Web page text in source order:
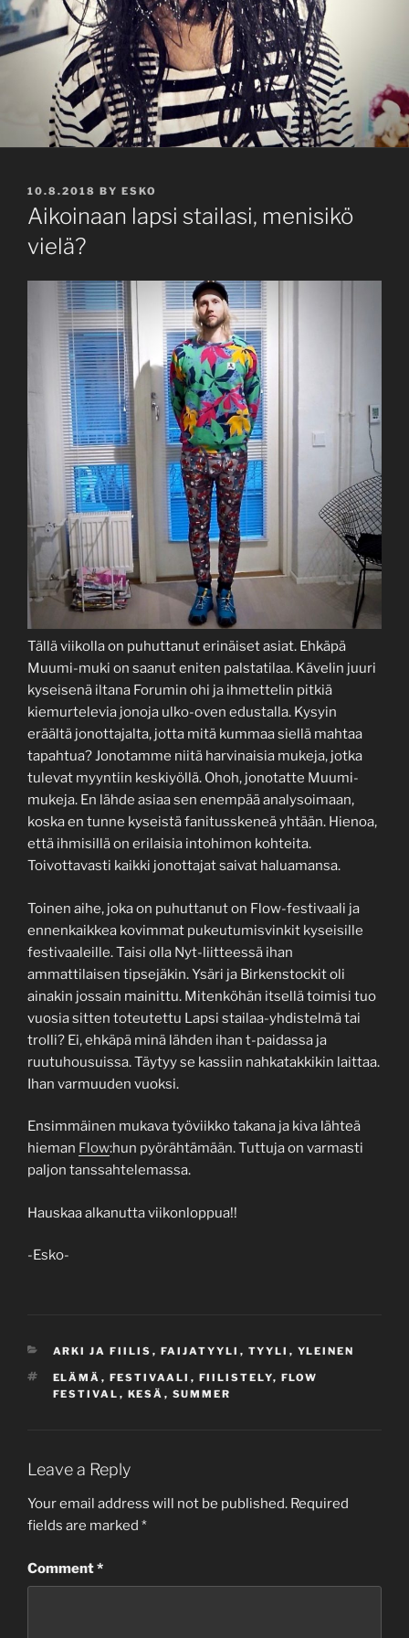
POSTED
ON
10.8.2018 BY ESKO
Aikoinaan lapsi stailasi, menisikö
vielä?
Tällä viikolla on puhuttanut erinäiset asiat. Ehkäpä
Muumi-muki on saanut eniten palstatilaa. Kävelin juuri
kyseisenä iltana Forumin ohi ja ihmettelin pitkiä
kiemurtelevia jonoja ulko-oven edustalla. Kysyin
eräältä jonottajalta, jotta mitä kummaa siellä mahtaa
tapahtua? Jonotamme niitä harvinaisia mukeja, jotka
tulevat myyntiin keskiyöllä. Ohoh, jonotatte Muumi-
mukeja. En lähde asiaa sen enempää analysoimaan,
koska en tunne kyseistä fanitusskeneä yhtään. Hienoa,
että ihmisillä on erilaisia intohimon kohteita.
Toivottavasti kaikki jonottajat saivat haluamansa.
Toinen aihe, joka on puhuttanut on Flow-festivaali ja
ennenkaikkea kovimmat pukeutumisvinkit kyseisille
festivaaleille. Taisi olla Nyt-liitteessä ihan
ammattilaisen tipsejäkin. Ysäri ja Birkenstockit oli
ainakin jossain mainittu. Mitenköhän itsellä toimisi tuo
vuosia sitten toteutettu Lapsi stailaa-yhdistelmä tai
trolli? Ei, ehkäpä minä lähden ihan t-paidassa ja
ruutuhousuissa. Täytyy se kassiin nahkatakkikin laittaa.
Ihan varmuuden vuoksi.
Ensimmäinen mukava työviikko takana ja kiva lähteä
hieman Flow:hun pyörähtämään. Tuttuja on varmasti
paljon tanssahtelemassa.
Hauskaa alkanutta viikonloppua!!
-Esko-
CATEGORIES
ARKI JA FIILIS , FAIJATYYLI , TYYLI , YLEINEN
TAGS
ELÄMÄ , FESTIVAALI , FIILISTELY, FLOW
FESTIVAL , KESÄ , SUMMER
Leave a Reply
Your email address will not be published. Required
fields are marked *
Comment*